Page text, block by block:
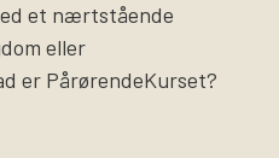
et nærtstående
eller
er PårørendeKurset?